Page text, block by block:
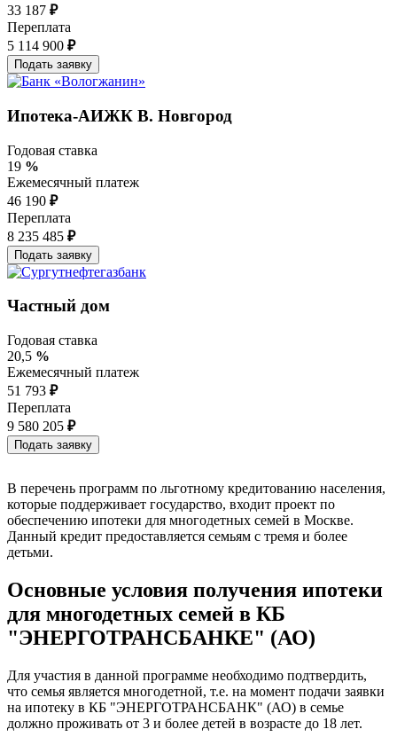
33 187 ₽
Переплата
5 114 900 ₽
Ипотека-АИЖК В. Новгород
Годовая ставка
19 %
Ежемесячный платеж
46 190 ₽
Переплата
8 235 485 ₽
Частный дом
Годовая ставка
20,5 %
Ежемесячный платеж
51 793 ₽
Переплата
9 580 205 ₽
В перечень программ по льготному кредитованию населения,
которые поддерживает государство, входит проект по
обеспечению ипотеки для многодетных семей в Москве.
Данный кредит предоставляется семьям с тремя и более
детьми.
Основные условия получения ипотеки
для многодетных семей в КБ
"ЭНЕРГОТРАНСБАНКЕ" (АО)
Для участия в данной программе необходимо подтвердить,
что семья является многодетной, т.е. на момент подачи заявки
на ипотеку в КБ "ЭНЕРГОТРАНСБАНК" (АО) в семье
должно проживать от 3 и более детей в возрасте до 18 лет.